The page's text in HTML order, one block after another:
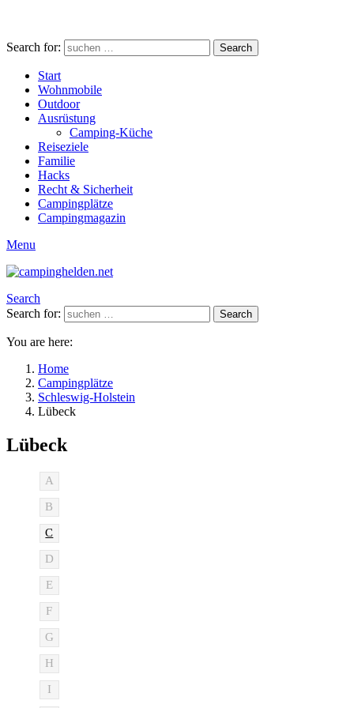
Search for: Search
Start
Wohnmobile
Outdoor
Ausrüstung
Camping-Küche
Reiseziele
Familie
Hacks
Recht & Sicherheit
Campingplätze
Campingmagazin
Menu
Search
Search for:
Search
You are here:
Home
Campingplätze
Schleswig-Holstein
Lübeck
Lübeck
A
B
C
D
E
F
G
H
I